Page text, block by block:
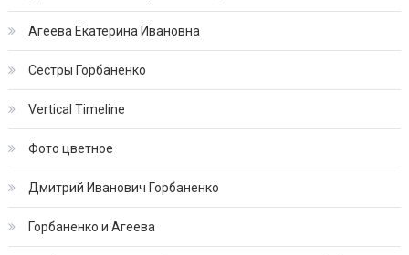
Агеева Екатерина Ивановна
Сестры Горбаненко
Vertical Timeline
Фото цветное
Дмитрий Иванович Горбаненко
Горбаненко и Агеева